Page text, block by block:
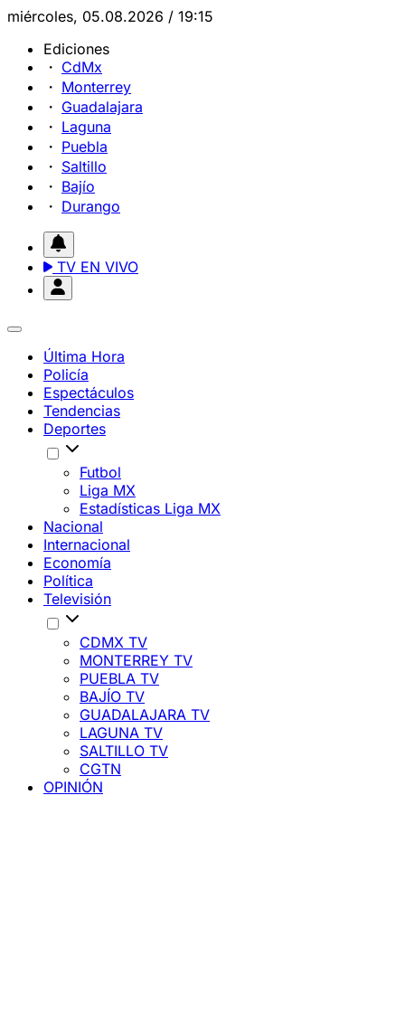
miércoles, 05.08.2026 / 19:15
Ediciones
CdMx
Monterrey
Guadalajara
Laguna
Puebla
Saltillo
Bajío
Durango
TV EN VIVO
Última Hora
Policía
Espectáculos
Tendencias
Deportes
Futbol
Liga MX
Estadísticas Liga MX
Nacional
Internacional
Economía
Política
Televisión
CDMX TV
MONTERREY TV
PUEBLA TV
BAJÍO TV
GUADALAJARA TV
LAGUNA TV
SALTILLO TV
CGTN
OPINIÓN